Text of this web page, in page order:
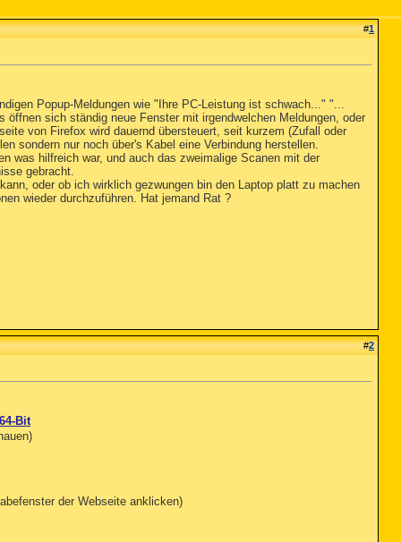
#1
Popup-Meldungen wie "Ihre PC-Leistung ist schwach..." "...
sich ständig neue Fenster mit irgendwelchen Meldungen, oder
von Firefox wird dauernd übersteuert, seit kurzem (Zufall oder
sondern nur noch über's Kabel eine Verbindung herstellen.
was hilfreich war, und auch das zweimalige Scanen mit der
gebracht.
oder ob ich wirklich gezwungen bin den Laptop platt zu machen
wieder durchzuführen. Hat jemand Rat ?
#2
Bit
der Webseite anklicken)